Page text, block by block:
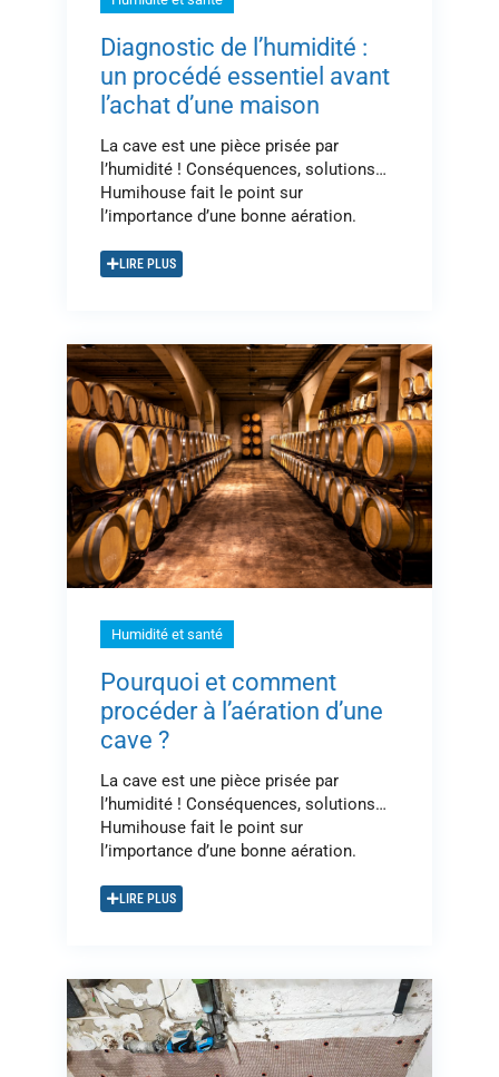
Diagnostic de l’humidité :
un procédé essentiel avant
l’achat d’une maison
La cave est une pièce prisée par
l’humidité ! Conséquences, solutions…
Humihouse fait le point sur
l’importance d’une bonne aération.
LIRE PLUS
Humidité et santé
Pourquoi et comment
procéder à l’aération d’une
cave ?
La cave est une pièce prisée par
l’humidité ! Conséquences, solutions…
Humihouse fait le point sur
l’importance d’une bonne aération.
LIRE PLUS